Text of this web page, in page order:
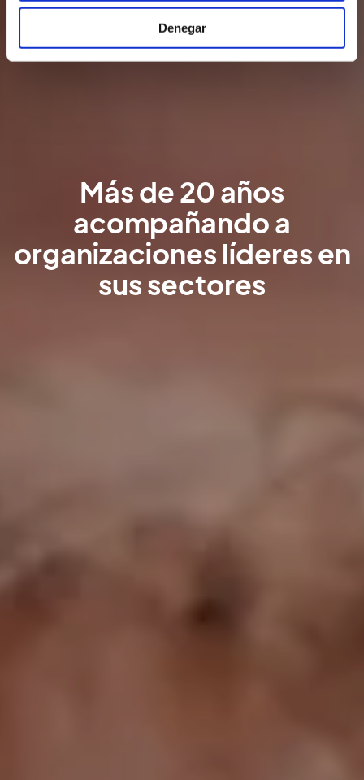
Denegar
Más de 20 años
acompañando a
organizaciones líderes en
sus sectores